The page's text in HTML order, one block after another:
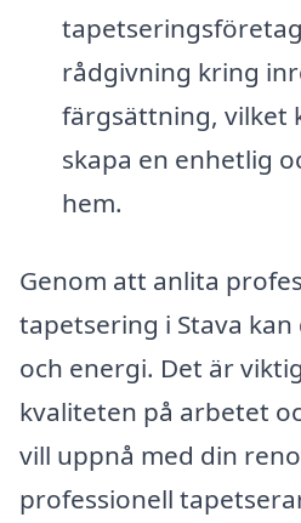
rådgivning kring
färgsättning, vilket
skapa en enhetlig
hem.
Genom att anlita
tapetsering i Stava
och energi. Det är
kvaliteten på arbetet
vill uppnå med din
professionell